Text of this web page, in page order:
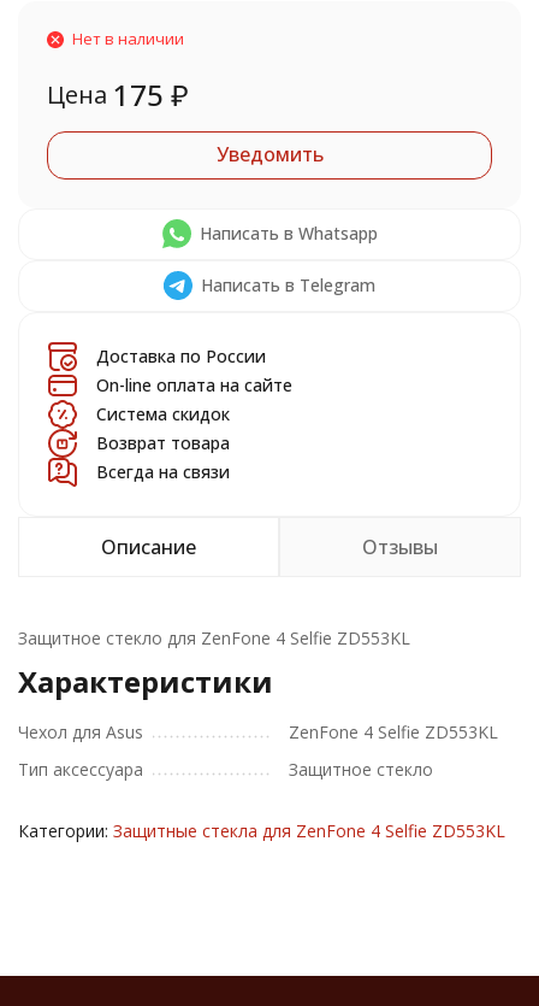
Нет в наличии
Цена 175 ₽
Уведомить
Написать в Whatsapp
Написать в Telegram
Доставка по России
On-line оплата на сайте
Система скидок
Возврат товара
Всегда на связи
Описание Отзывы
Защитное стекло для ZenFone 4 Selfie ZD553KL
Характеристики
Чехол для Asus
ZenFone 4 Selfie ZD553KL
Тип аксессуара
Защитное стекло
Категории: Защитные стекла для ZenFone 4 Selfie ZD553KL